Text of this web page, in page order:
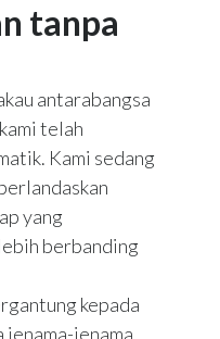
tanpa
antarabangsa
telah
Kami sedang
yang
berbanding
kepada
jenama-jenama